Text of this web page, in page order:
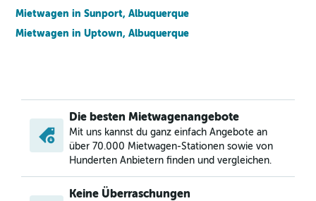
Mietwagen in Sunport, Albuquerque
Mietwagen in Uptown, Albuquerque
Die besten Mietwagenangebote
Mit uns kannst du ganz einfach Angebote an
über 70.000 Mietwagen-Stationen sowie von
Hunderten Anbietern finden und vergleichen.
Keine Überraschungen